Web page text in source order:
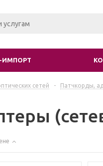
ИМПОРТ
сетей - Патчкорды,